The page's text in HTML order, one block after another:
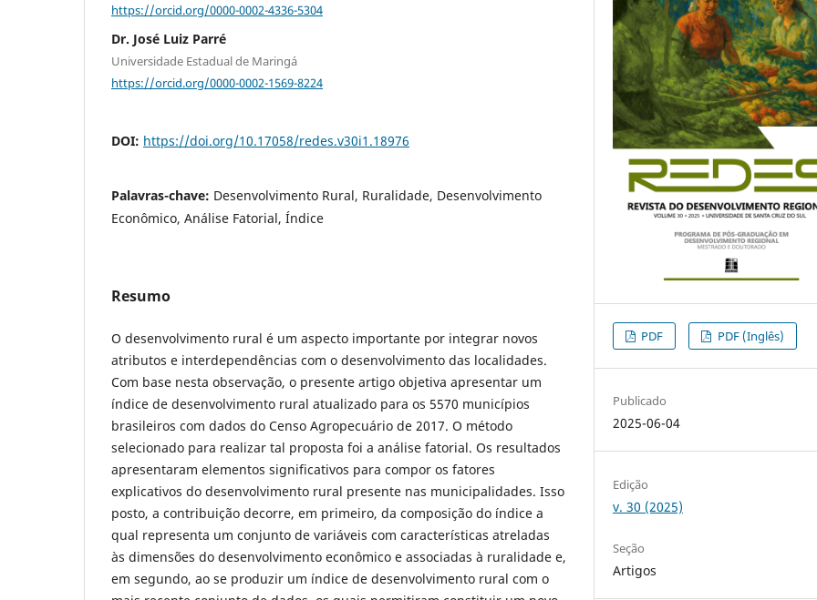
https://orcid.org/0000-0002-4336-5304
Dr. José Luiz Parré
Universidade Estadual de Maringá
https://orcid.org/0000-0002-1569-8224
DOI: https://doi.org/10.17058/redes.v30i1.18976
Palavras-chave: Desenvolvimento Rural, Ruralidade, Desenvolvimento
Econômico, Análise Fatorial, Índice
Resumo
O desenvolvimento rural é um aspecto importante por integrar novos
atributos e interdependências com o desenvolvimento das localidades.
Com base nesta observação, o presente artigo objetiva apresentar um
índice de desenvolvimento rural atualizado para os 5570 municípios
brasileiros com dados do Censo Agropecuário de 2017. O método
selecionado para realizar tal proposta foi a análise fatorial. Os resultados
apresentaram elementos significativos para compor os fatores
explicativos do desenvolvimento rural presente nas municipalidades. Isso
posto, a contribuição decorre, em primeiro, da composição do índice a
qual representa um conjunto de variáveis com características atreladas
às dimensões do desenvolvimento econômico e associadas à ruralidade e,
em segundo, ao se produzir um índice de desenvolvimento rural com o
PDF PDF (Inglês)
Publicado
2025-06-04
Edição
v. 30 (2025)
Seção
Artigos